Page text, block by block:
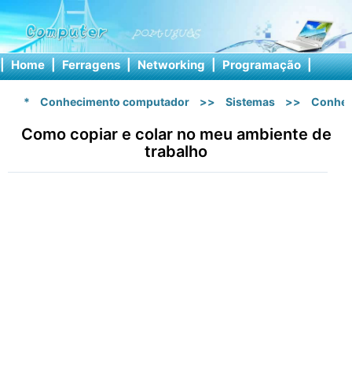
| Home | Ferragens | Networking | Programação |
* Conhecimento computador >> Sistemas >>
Como copiar e colar no meu ambiente de
trabalho